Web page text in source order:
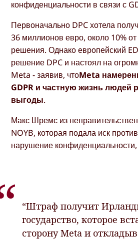
конфиденциальности в связи с
Первоначально DPC хотела
36 миллионов евро, около 10% от
решения. Однако европейский
решение DPC и настоял на
Meta - заявив, чтоMeta
GDPR и частную жизнь людей
выгоды.
Макс Шремс из
NOYB, которая подала иск
нарушение конфиденциальности,
“Штраф получит
государство, которое
сторону Meta и